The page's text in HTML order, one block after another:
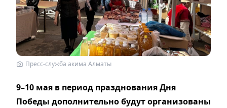
Пресс-служба акима Алматы
9–10 мая в период празднования Дня
Победы дополнительно будут организованы